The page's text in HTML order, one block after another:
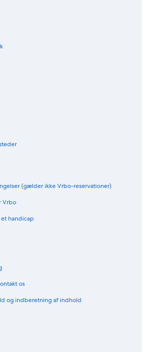
(gælder ikke Vrbo-reservationer)
Vrbo
handicap
os
og indberetning af indhold